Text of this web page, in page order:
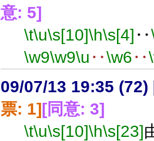
意: 5]
\t\u\s[10]\h\s[4] ‥
\w9\w9\u ‥\w6‥
09/07/13 19:35 (72)
票: 1][同意: 3]
\t\u\s[10]\h\s[23]